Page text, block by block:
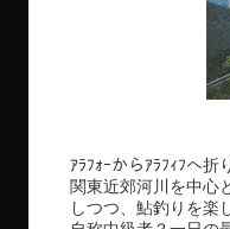
ｱﾗﾌｫｰからｱﾗﾌｨﾌへ折
関東近郊河川を中心
しつつ、鮎釣りを楽